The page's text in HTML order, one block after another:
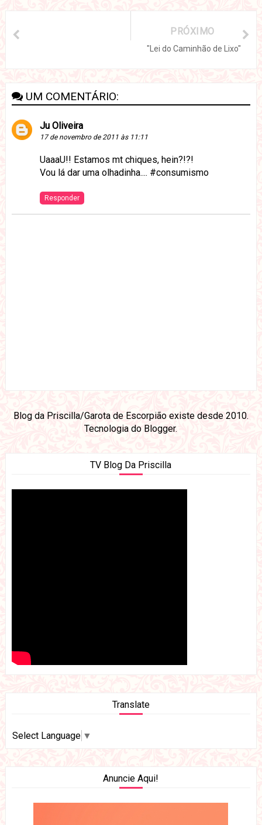
PRÓXIMO
"Lei do Caminhão de Lixo"
UM COMENTÁRIO:
Ju Oliveira
17 de novembro de 2011 às 11:11
UaaaU!! Estamos mt chiques, hein?!?!
Vou lá dar uma olhadinha.... #consumismo
Responder
Blog da Priscilla/Garota de Escorpião existe desde 2010.
Tecnologia do Blogger.
TV Blog Da Priscilla
Translate
Select Language ▼
Anuncie Aqui!